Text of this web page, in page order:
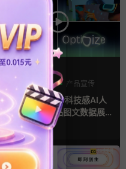
AE模板
产品介绍 产品宣传
ae片头模板 36秒科技感AI人
工智能SaaS产品图文数据展示
宣传视频AE模板
2天前